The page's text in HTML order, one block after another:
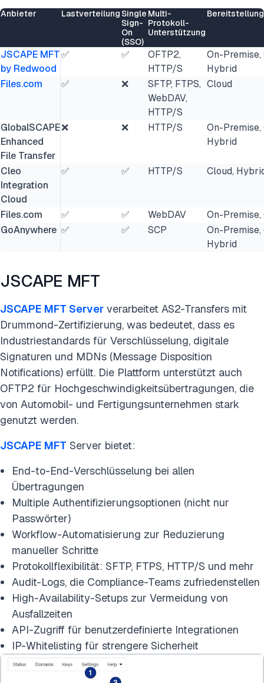
Anbieter Lastverteilung Single
Sign-
On
(SSO)
Multi-
Protokoll-
Unterstützung
JSCAPE MFT
by Redwood
✅ ✅
OFTP2,
HTTP/S
On-Premise,
Hybrid
Files.com
✅ ❌
SFTP, FTPS,
WebDAV,
HTTP/S
Cloud
GlobalSCAPE
Enhanced
File Transfer
❌ ❌ HTTP/S
On-Premise,
Hybrid
Cleo
Integration
Cloud
✅ ✅ HTTP/S Cloud,
Files.com ✅ ✅ WebDAV
On-Premise,
GoAnywhere ✅ ✅ SCP
On-Premise,
Hybrid
JSCAPE MFT
JSCAPE MFT Server verarbeitet AS2-Transfers mit
Drummond-Zertifizierung, was bedeutet, dass es
Industriestandards für Verschlüsselung, digitale
Signaturen und MDNs (Message Disposition
Notifications) erfüllt. Die Plattform unterstützt auch
OFTP2 für Hochgeschwindigkeitsübertragungen, die
von Automobil- und Fertigungsunternehmen stark
genutzt werden.
JSCAPE MFT Server bietet:
End-to-End-Verschlüsselung bei allen
Übertragungen
Multiple Authentifizierungsoptionen (nicht nur
Passwörter)
Workflow-Automatisierung zur Reduzierung
manueller Schritte
Protokollflexibilität: SFTP, FTPS, HTTP/S und mehr
Audit-Logs, die Compliance-Teams zufriedenstellen
High-Availability-Setups zur Vermeidung von
Ausfallzeiten
API-Zugriff für benutzerdefinierte Integrationen
IP-Whitelisting für strengere Sicherheit